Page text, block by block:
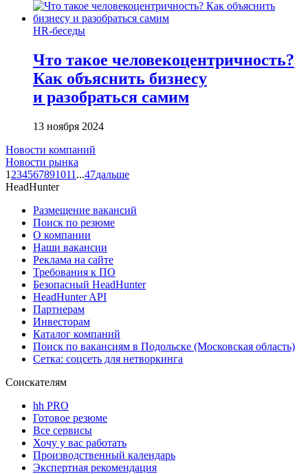
HR-беседы
Что такое человеко­центричность?
Как объяснить бизнесу
и разобраться самим
13 ноября 2024
Новости компаний
Новости рынка
1 234567891011 ...47дальше
HeadHunter
Размещение вакансий
Поиск по резюме
О компании
Наши вакансии
Реклама на сайте
Требования к ПО
Безопасный HeadHunter
HeadHunter API
Партнерам
Инвесторам
Каталог компаний
Поиск по вакансиям в Подольске (Московская область)
Сетка: соцсеть для нетворкинга
Соискателям
hh PRO
Готовое резюме
Все сервисы
Хочу у вас работать
Производственный календарь
Экспертная рекомендация